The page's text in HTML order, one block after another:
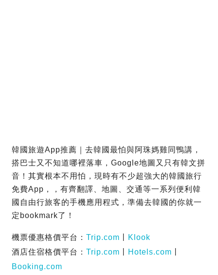
韓國旅遊App推薦｜去韓國最怕與阿珠媽雞同鴨講，
搭巴士又不知道哪裡落車，Google地圖又只有韓文拼
音！其實根本不用怕，現時有不少超強大的韓國旅行
免費App，，有齊翻譯、地圖、交通等一系列便利韓
國自由行旅客的手機應用程式，準備去韓國的你就一
定bookmark了！
機票優惠格價平台： Trip.com
Klook
酒店住宿格價平台： Trip.com Hotels.com
Booking.com